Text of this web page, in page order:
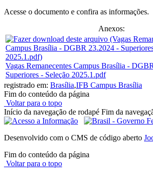
Acesse o documento e confira as informações.
Anexos:
Vagas Remanecentes Campus Brasília -
Superiores - Seleção 2025.1.pdf
registrado em: Brasília,IFB Campus Brasília
Fim do conteúdo da página
Voltar para o topo
Início da navegação de rodapé Fim da
Desenvolvido com o CMS de código aberto
Fim do conteúdo da página
Voltar para o topo